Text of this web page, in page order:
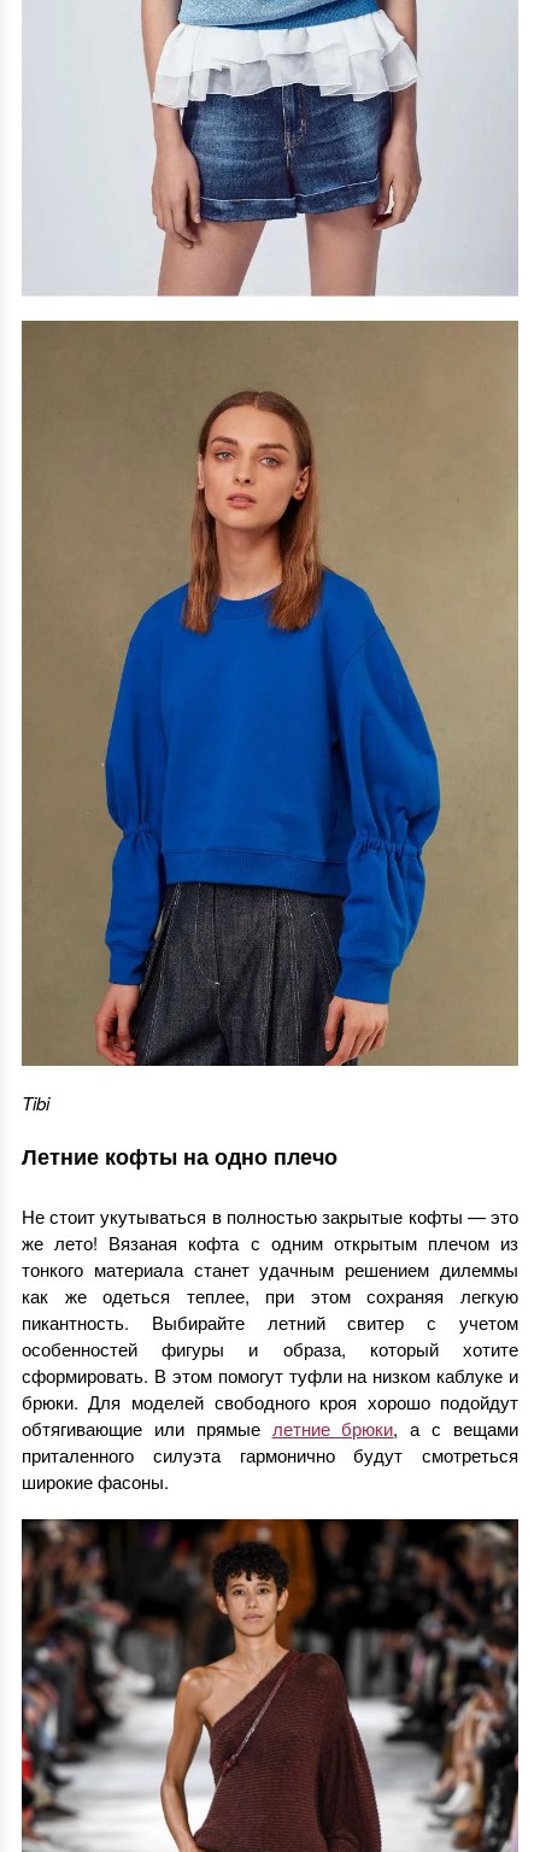
Tibi
Летние кофты на одно плечо
Не стоит укутываться в полностью закрытые кофты — это
же лето! Вязаная кофта с одним открытым плечом из
тонкого материала станет удачным решением дилеммы
как же одеться теплее, при этом сохраняя легкую
пикантность. Выбирайте летний свитер с учетом
особенностей фигуры и образа, который хотите
сформировать. В этом помогут туфли на низком каблуке и
брюки. Для моделей свободного кроя хорошо подойдут
обтягивающие или прямые летние брюки, а с вещами
приталенного силуэта гармонично будут смотреться
широкие фасоны.